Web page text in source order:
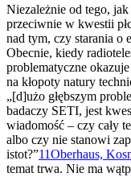
Niezależnie od tego,
przeciwnie w kwestii
nad tym, czy starania o
Obecnie, kiedy
problematyczne
na kłopoty natury
„[d]użo głębszym
badaczy SETI, jest
wiadomość – czy cały
albo czy nie stanowi
istot?”11Oberhaus,
temat trwa. Nie ma